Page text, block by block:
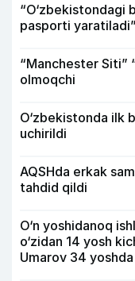
“O‘zbekistondagi
pasporti
“Manchester Siti”
olmoqchi
O‘zbekistonda ilk
uchirildi
AQSHda erkak
tahdid qildi
O‘n yoshidanoq
o‘zidan 14 yosh
Umarov 34 yoshda